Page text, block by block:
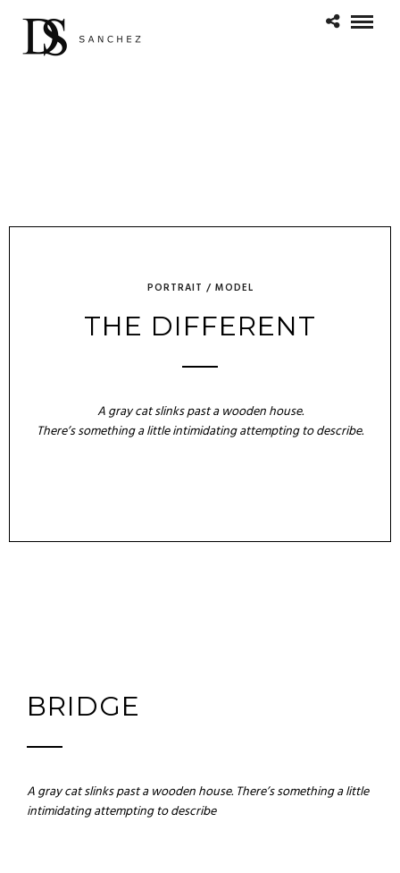
PORTRAIT / MODEL
THE DIFFERENT
A gray cat slinks past a wooden house.
There’s something a little intimidating attempting to describe.
BRIDGE
A gray cat slinks past a wooden house. There’s something a little
intimidating attempting to describe